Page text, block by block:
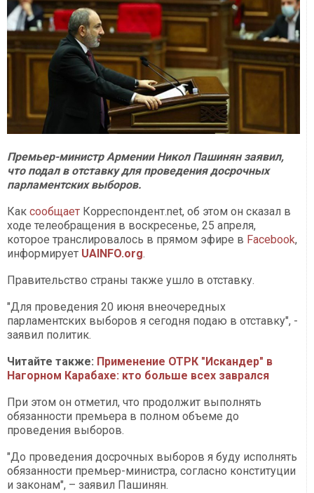
Премьер-министр Армении Никол Пашинян заявил,
что подал в отставку для проведения досрочных
парламентских выборов.
Как сообщает Корреспондент.net, об этом он сказал в
ходе телеобращения в воскресенье, 25 апреля,
которое транслировалось в прямом эфире в Facebook,
информирует UAINFO.org.
Правительство страны также ушло в отставку.
"Для проведения 20 июня внеочередных
парламентских выборов я сегодня подаю в отставку", -
заявил политик.
Читайте также: Применение ОТРК "Искандер" в
Нагорном Карабахе: кто больше всех заврался
При этом он отметил, что продолжит выполнять
обязанности премьера в полном объеме до
проведения выборов.
"До проведения досрочных выборов я буду исполнять
обязанности премьер-министра, согласно конституции
и законам", – заявил Пашинян.